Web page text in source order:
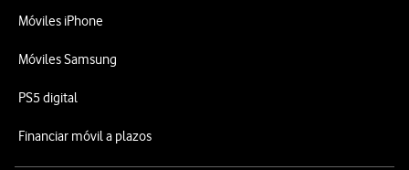
Móviles iPhone
Móviles Samsung
PS5 digital
Financiar móvil a plazos